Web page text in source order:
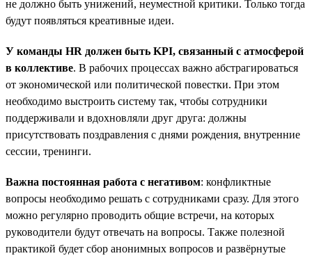
не должно быть унижений, неуместной критики. Только тогда
будут появляться креативные идеи.
У команды HR должен быть KPI, связанный с атмосферой
в коллективе. В рабочих процессах важно абстрагироваться
от экономической или политической повестки. При этом
необходимо выстроить систему так, чтобы сотрудники
поддерживали и вдохновляли друг друга: должны
присутствовать поздравления с днями рождения, внутренние
сессии, тренинги.
Важна постоянная работа с негативом: конфликтные
вопросы необходимо решать с сотрудниками сразу. Для этого
можно регулярно проводить общие встречи, на которых
руководители будут отвечать на вопросы. Также полезной
практикой будет сбор анонимных вопросов и развёрнутые